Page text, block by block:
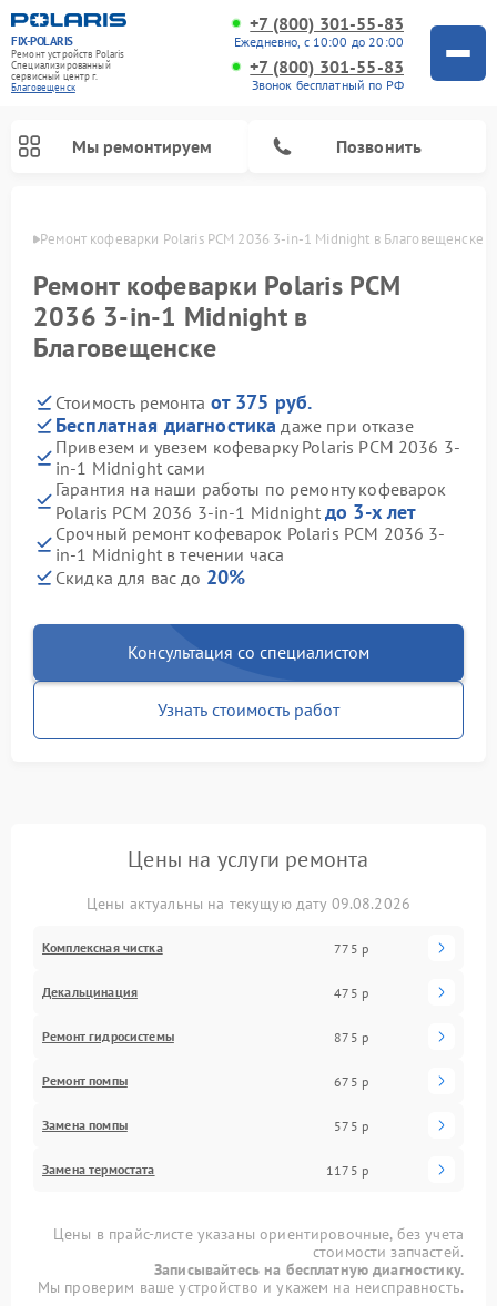
FIX-POLARIS
Ремонт устройств Polaris
Специализированный
cервисный центр г.
Благовещенск
+7 (800) 301-55-83
Ежедневно, с 10:00 до 20:00
+7 (800) 301-55-83
Звонок бесплатный по РФ
Мы ремонтируем Позвонить
Ремонт кофеварки Polaris PCM 2036 3-in-1 Midnight в Благовещенске
Ремонт кофеварки Polaris PCM
2036 3-in-1 Midnight в
Благовещенске
Стоимость ремонта от 375 руб.
Бесплатная диагностика даже при отказе
Привезем и увезем кофеварку Polaris PCM 2036 3-
in-1 Midnight сами
Гарантия на наши работы по ремонту кофеварок
Polaris PCM 2036 3-in-1 Midnight до 3-х лет
Срочный ремонт кофеварок Polaris PCM 2036 3-
in-1 Midnight в течении часа
Скидка для вас до 20%
Консультация со специалистом
Узнать стоимость работ
Цены на услуги ремонта
Цены актуальны на текущую дату 09.08.2026
Комплексная чистка 775 р
Декальцинация 475 р
Ремонт гидросистемы 875 р
Ремонт помпы 675 р
Замена помпы 575 р
Замена термостата 1175 р
Цены в прайс-листе указаны ориентировочные, без учета
стоимости запчастей.
Записывайтесь на бесплатную диагностику.
Мы проверим ваше устройство и укажем на неисправность.